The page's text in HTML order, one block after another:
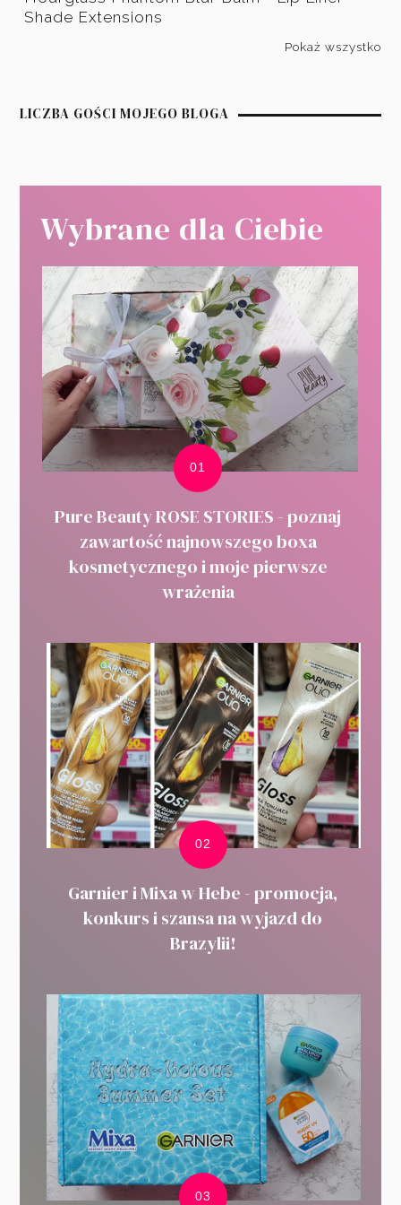
Shade Extensions
Pokaż wszystko
LICZBA GOŚCI MOJEGO BLOGA
Wybrane dla Ciebie
Pure Beauty ROSE STORIES - poznaj
zawartość najnowszego boxa
kosmetycznego i moje pierwsze
wrażenia
Garnier i Mixa w Hebe - promocja,
konkurs i szansa na wyjazd do
Brazylii!